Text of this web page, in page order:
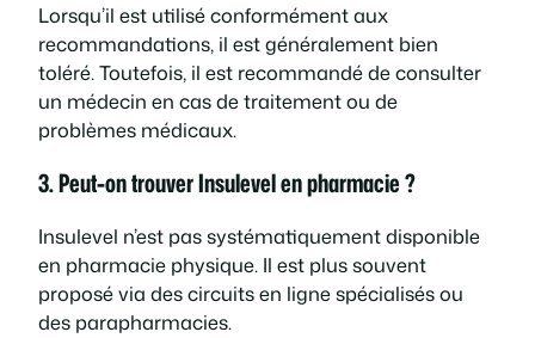
Lorsqu’il est utilisé conformément aux
recommandations, il est généralement bien
toléré. Toutefois, il est recommandé de consulter
un médecin en cas de traitement ou de
problèmes médicaux.
3. Peut-on trouver Insulevel en pharmacie ?
Insulevel n’est pas systématiquement disponible
en pharmacie physique. Il est plus souvent
proposé via des circuits en ligne spécialisés ou
des parapharmacies.